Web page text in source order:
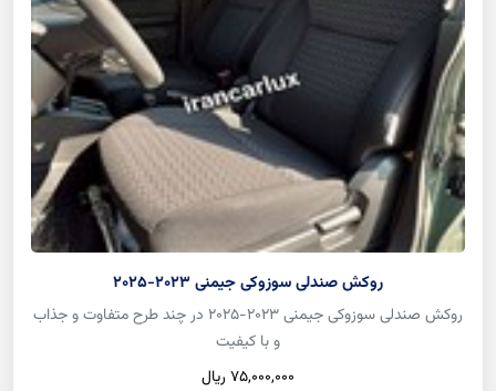
روکش صندلی سوزوکی جیمنی 2023-2025
روکش صندلی سوزوکی جیمنی 2023-2025 در چند طرح متفاوت و جذاب
و با کیفیت
75,000,000 ريال